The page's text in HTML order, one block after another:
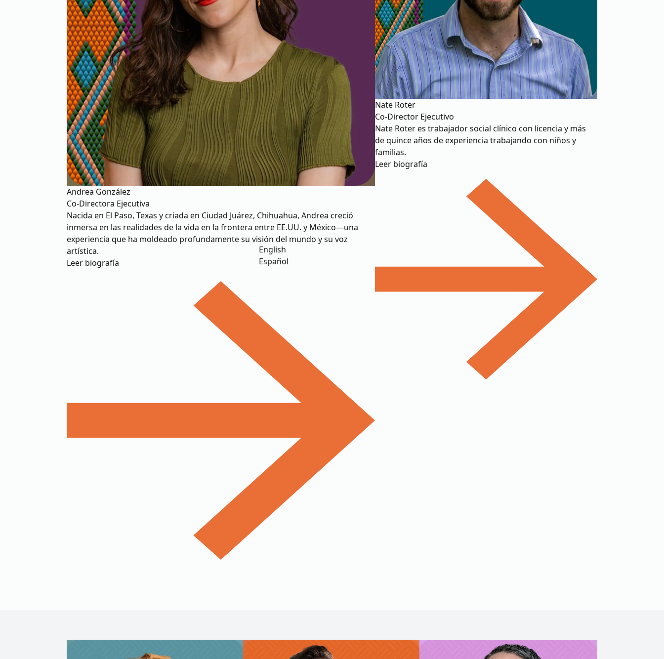
English
Español
Andrea González
Co-Directora Ejecutiva
Nacida en El Paso, Texas y criada en Ciudad Juárez, Chihuahua, Andrea creció
inmersa en las realidades de la vida en la frontera entre EE.UU. y México—una
experiencia que ha moldeado profundamente su visión del mundo y su voz
artística.
Leer biografía
Nate Roter
Co-Director Ejecutivo
Nate Roter es trabajador social clínico con licencia y más
de quince años de experiencia trabajando con niños y
familias.
Leer biografía